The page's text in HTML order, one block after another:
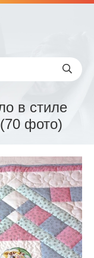
в стиле
фото)